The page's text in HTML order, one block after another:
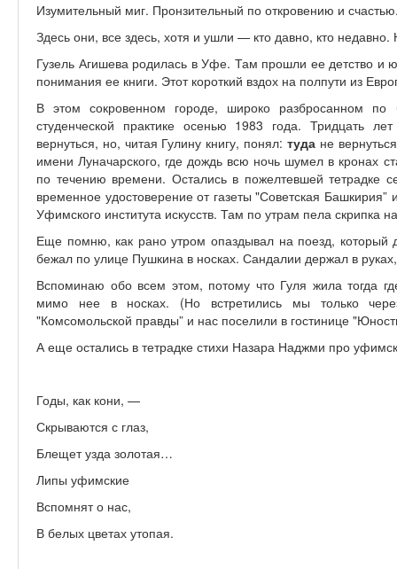
Изумительный миг. Пронзительный по откровению и
Здесь они, все здесь, хотя и ушли — кто давно, кто
Гузель Агишева родилась в Уфе. Там прошли ее детство и
понимания ее книги. Этот короткий вздох на полпути из
В этом сокровенном городе, широко разбросанном
студенческой практике осенью 1983 года. Тридцать
вернуться, но, читая Гулину книгу, понял: тудане
имени Луначарского, где дождь всю ночь шумел в кронах
по течению времени. Остались в пожелтевшей тетрадке
временное удостоверение от газеты "Советская
Уфимского института искусств. Там по утрам пела скрипка
Еще помню, как рано утром опаздывал на поезд, который
бежал по улице Пушкина в носках. Сандалии держал в
Вспоминаю обо всем этом, потому что Гуля жила тогда
мимо нее в носках. (Но встретились мы только
"Комсомольской правды” и нас поселили в гостинице
А еще остались в тетрадке стихи Назара Наджми про
Годы, как кони, —
Скрываются с глаз,
Блещет узда золотая…
Липы уфимские
Вспомнят о нас,
В белых цветах утопая.